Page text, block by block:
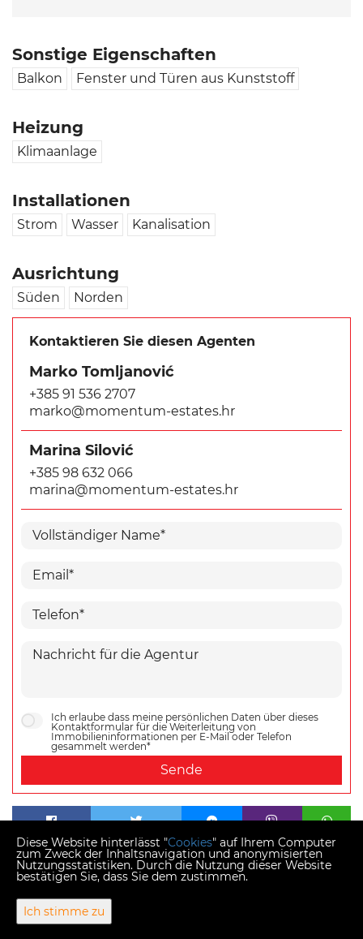
Sonstige Eigenschaften
Balkon Fenster und Türen aus Kunststoff
Heizung
Klimaanlage
Installationen
Strom Wasser Kanalisation
Ausrichtung
Süden Norden
Kontaktieren Sie diesen Agenten
Marko Tomljanović
+385 91 536 2707
marko@momentum-estates.hr
Marina Silović
+385 98 632 066
marina@momentum-estates.hr
Ich erlaube dass meine persönlichen Daten über dieses
Kontaktformular für die Weiterleitung von
Immobilieninformationen per E-Mail oder Telefon
gesammelt werden*
Sende
Copyright © 2026 Momentum estates
Fester Umrechnungskurs 1 EUR = 7,53450 HRK
Web Design & Powered by
Diese Website hinterlässt "Cookies" auf Ihrem Computer
zum Zweck der Inhaltsnavigation und anonymisierten
Nutzungsstatistiken. Durch die Nutzung dieser Website
bestätigen Sie, dass Sie dem zustimmen.
Ich stimme zu